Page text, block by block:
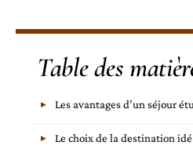
Table des
Les avantages d’un séjour
Le choix de la destination